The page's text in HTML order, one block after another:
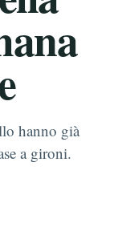
hanno già
a gironi.